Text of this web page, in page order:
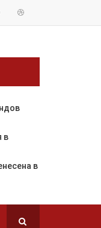
в
в